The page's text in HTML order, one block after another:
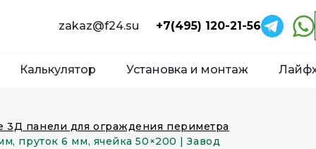
zakaz@f24.su +7(495) 120-21-56
Калькулятор Установка и монтаж
3Д панели для ограждения периметра
пруток 6 мм, ячейка 50×200 | Завод